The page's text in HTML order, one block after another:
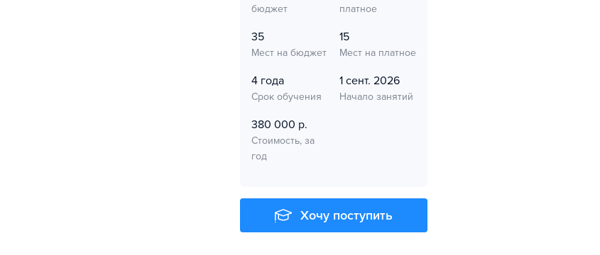
бюджет
платное
35
Мест на бюджет
15
Мест на платное
4 года
Срок обучения
1 сент. 2026
Начало занятий
380 000 р.
Стоимость, за
год
Хочу поступить